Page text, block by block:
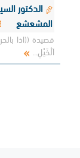
الدكتور
المشعشع
قصيدة ((اذا
اَلْخَيْلِ...